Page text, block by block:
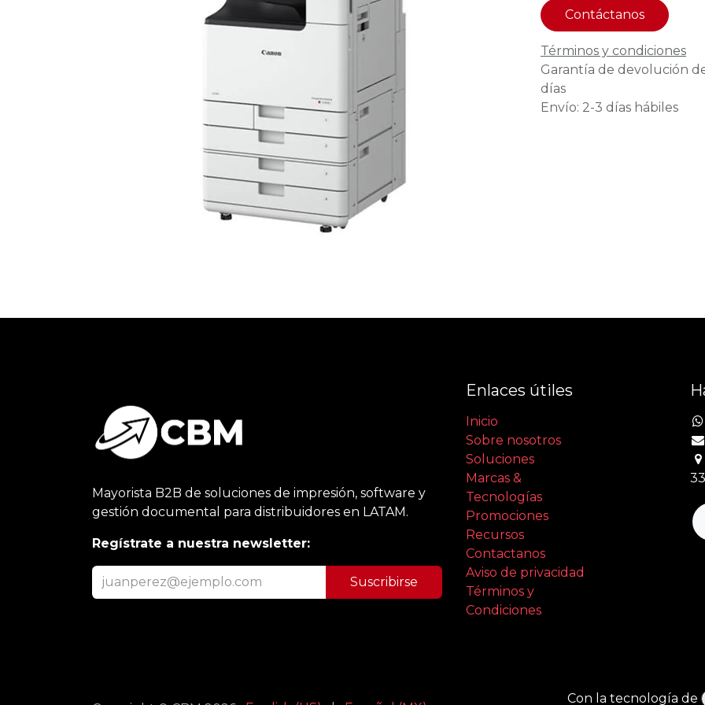
Contáctanos
Términos y condiciones
Garantía de devolución
días
Envío: 2-3 días hábiles
Mayorista B2B de soluciones de impresión, software y
gestión documental para distribuidores en LATAM.
Regístrate a nuestra newsletter:
Suscribirse
Enlaces útiles
Inicio
Sobre nosotros
Soluciones
Marcas &
Tecnologías
Promociones
Recursos
Contactanos
Aviso de privacidad
Términos y
Condiciones
Con la tecnología de